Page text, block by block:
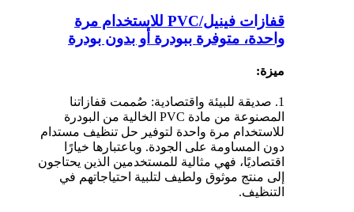
قفازات فينيل/PVC للاستخدام مرة
واحدة، متوفرة ببودرة أو بدون بودرة
ميزة:
1. صديقة للبيئة واقتصادية: صُممت قفازاتنا
المصنوعة من مادة PVC الخالية من البودرة
للاستخدام مرة واحدة لتوفير حل تنظيف مستدام
دون المساومة على الجودة. وباعتبارها خيارًا
اقتصاديًا، فهي مثالية للمستخدمين الذين يحتاجون
إلى منتج موثوق ولطيف لتلبية احتياجاتهم في
التنظيف.